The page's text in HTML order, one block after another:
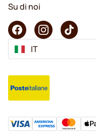
Su di noi
IT